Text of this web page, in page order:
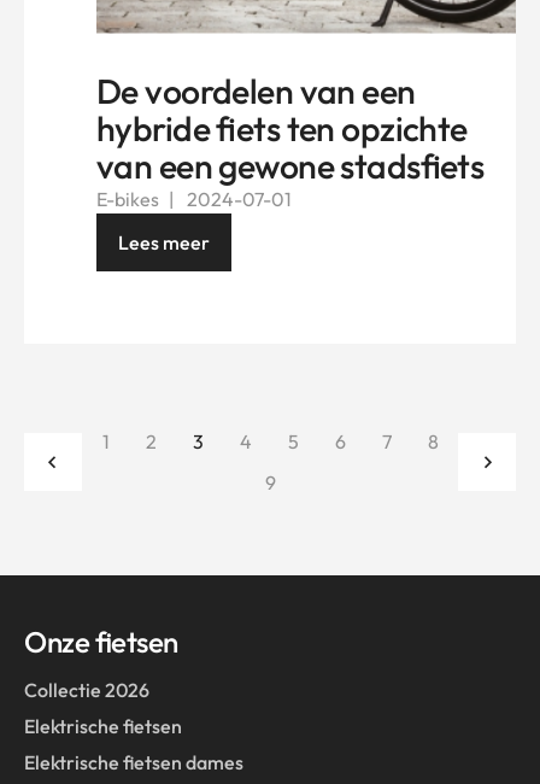
De voordelen van een
hybride fiets ten opzichte
van een gewone stadsfiets
E-bikes
2024-07-01
Lees meer
1 2 3 4 5 6 7
8
9
Onze fietsen
Collectie 2026
Elektrische fietsen
Elektrische fietsen dames